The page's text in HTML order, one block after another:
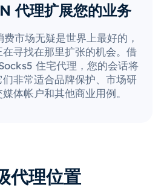
代理扩展您的业务
市场无疑是世界上最好的，
寻找在那里扩张的机会。借
住宅代理，您的会话将
非常适合品牌保护、市场研
体帐户和其他商业用例。
代理位置